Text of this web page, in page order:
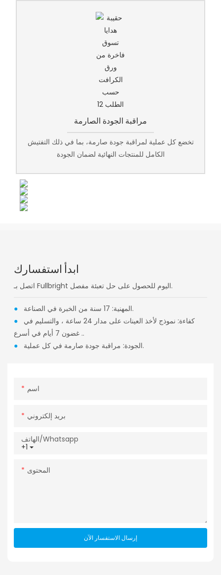
مراقبة الجودة الصارمة
تخضع كل عملية لمراقبة جودة صارمة، بما في ذلك التفتيش
الكامل للمنتجات النهائية لضمان الجودة
ابدأ استفسارك
اتصل بـ Fullbright اليوم للحصول على حل تعبئة مفصل.
●
المهنية: 17 سنة من الخبرة في الصناعة.
●
غضون 7 أيام في أسرع ..
●
الجودة: مراقبة جودة صارمة في كل عملية.
اسم
بريد إلكتروني
+1
الهاتف/whatsapp
المحتوى
إرسال الاستفسار الآن